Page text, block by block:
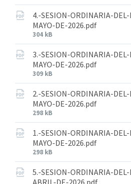
4.-SESION-ORDINARIA-
MAYO-DE-2026.pdf
304 kB
3.-SESION-ORDINARIA-
MAYO-DE-2026.pdf
309 kB
2.-SESION-ORDINARIA-
MAYO-DE-2026.pdf
298 kB
1.-SESION-ORDINARIA-
MAYO-DE-2026.pdf
298 kB
5.-SESION-ORDINARIA-
ABRIL-DE-2026.pdf